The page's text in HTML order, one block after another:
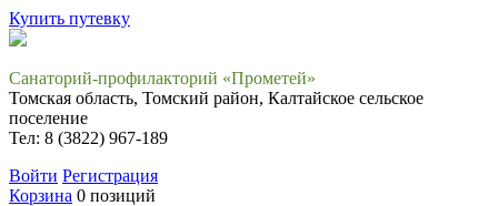
Купить путевку
Санаторий-профилакторий «Прометей»
Томская область, Томский район, Калтайское сельское
поселение
Тел: 8 (3822) 967-189
Войти Регистрация
Корзина 0 позиций